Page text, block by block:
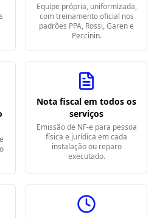
Equipe própria, uniformizada,
com treinamento oficial nos
padrões PPA, Rossi, Garen e
Peccinin.
Nota fiscal em todos os
serviços
Emissão de NF-e para pessoa
física e jurídica em cada
instalação ou reparo
executado.